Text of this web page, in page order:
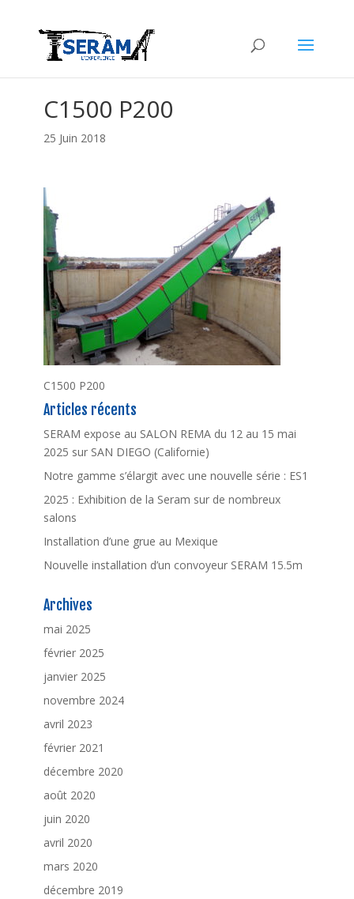
C1500 P200
25 Juin 2018
C1500 P200
Articles récents
SERAM expose au SALON REMA du 12 au 15 mai
2025 sur SAN DIEGO (Californie)
Notre gamme s’élargit avec une nouvelle série : ES1
2025 : Exhibition de la Seram sur de nombreux
salons
Installation d’une grue au Mexique
Nouvelle installation d’un convoyeur SERAM 15.5m
Archives
mai 2025
février 2025
janvier 2025
novembre 2024
avril 2023
février 2021
décembre 2020
août 2020
juin 2020
avril 2020
mars 2020
décembre 2019